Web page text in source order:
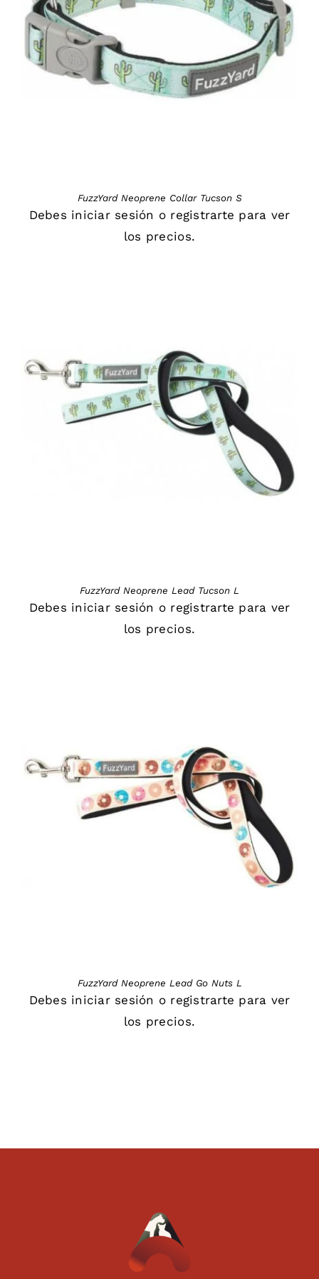
FuzzYard Neoprene Collar Tucson S
Debes iniciar sesión o registrarte para ver
los precios.
DETAILS
FuzzYard Neoprene Lead Tucson L
Debes iniciar sesión o registrarte para ver
los precios.
FuzzYard Neoprene Lead Go Nuts L
Debes iniciar sesión o registrarte para ver
los precios.